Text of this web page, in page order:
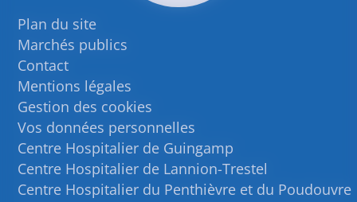
Plan du site
Marchés publics
Contact
Mentions légales
Gestion des cookies
Vos données personnelles
Centre Hospitalier de Guingamp
Centre Hospitalier de Lannion-Trestel
Centre Hospitalier du Penthièvre et du Poudouvre